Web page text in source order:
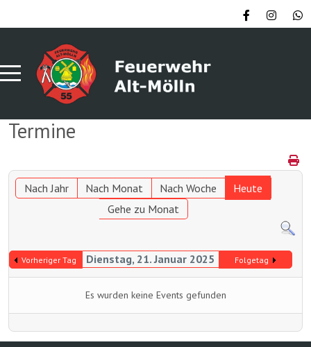
Termine
Nach Jahr Nach Monat Nach Woche
Heute
Gehe zu Monat
Vorheriger Tag Dienstag, 21. Januar 2025 Folgetag
Es wurden keine Events gefunden